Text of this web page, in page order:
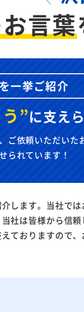
言葉
一挙ご紹介
”に支え
ご依頼いただいた
られています！
します。当社で
社は皆様から信
ておりますので